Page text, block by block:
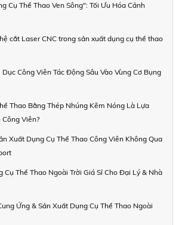
Cụ Thể Thao Ven Sông": Tối Ưu Hóa Cảnh
cắt Laser CNC trong sản xuất dụng cụ thể thao
Dục Công Viên Tác Động Sâu Vào Vùng Cơ Bụng
Thao Bằng Thép Nhúng Kẽm Nóng Là Lựa
Viên?
Xuất Dụng Cụ Thể Thao Công Viên Không Qua
Cụ Thể Thao Ngoài Trời Giá Sỉ Cho Đại Lý & Nhà
Ứng & Sản Xuất Dụng Cụ Thể Thao Ngoài